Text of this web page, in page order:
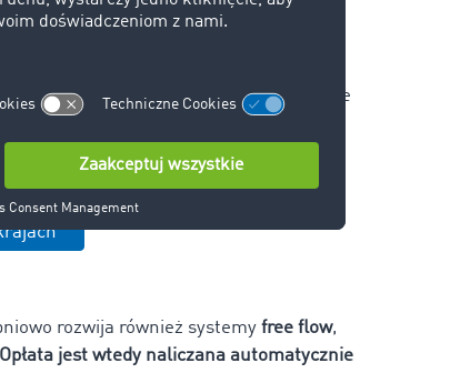
podczas przejazdu.
popularne są
Service), które umożliwiają rozliczanie
m.in. w Niemczech, Austrii, Belgii,
nie musi korzystać z oddzielnych
rozwija również systemy free flow,
Opłata jest wtedy naliczana automatycznie